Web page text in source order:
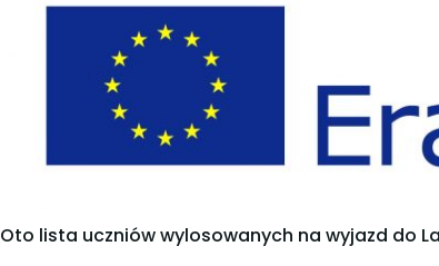
Oto lista uczniów wylosowanych na wyjazd do